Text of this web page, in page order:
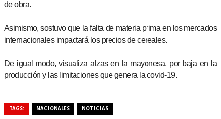
de obra.
Asimismo, sostuvo que la falta de materia prima en los mercados
internacionales impactará los precios de cereales.
De igual modo, visualiza alzas en la mayonesa, por baja en la
producción y las limitaciones que genera la covid-19.
TAGS: NACIONALES NOTICIAS